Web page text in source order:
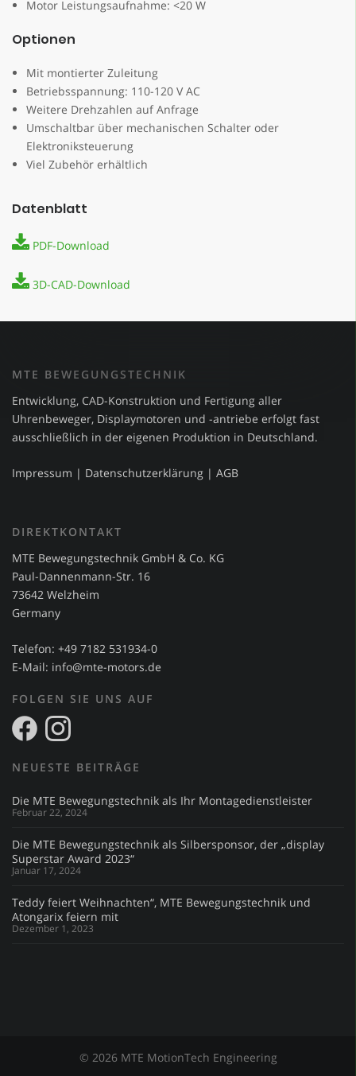
Motor Leistungsaufnahme: <20 W
Optionen
Mit montierter Zuleitung
Betriebsspannung: 110-120 V AC
Weitere Drehzahlen auf Anfrage
Umschaltbar über mechanischen Schalter oder
Elektroniksteuerung
Viel Zubehör erhältlich
Datenblatt
PDF-Download
3D-CAD-Download
MTE BEWEGUNGSTECHNIK
Entwicklung, CAD-Konstruktion und Fertigung aller
Uhrenbeweger, Displaymotoren und -antriebe erfolgt fast
ausschließlich in der eigenen Produktion in Deutschland.
Impressum | Datenschutzerklärung | AGB
DIREKTKONTAKT
MTE Bewegungstechnik GmbH & Co. KG
Paul-Dannenmann-Str. 16
73642 Welzheim
Germany
Telefon: +49 7182 531934-0
E-Mail: info@mte-motors.de
FOLGEN SIE UNS AUF
NEUESTE BEITRÄGE
Die MTE Bewegungstechnik als Ihr Montagedienstleister
Februar 22, 2024
Die MTE Bewegungstechnik als Silbersponsor, der „display
Superstar Award 2023“
Januar 17, 2024
Teddy feiert Weihnachten“, MTE Bewegungstechnik und
Atongarix feiern mit
Dezember 1, 2023
© 2026 MTE MotionTech Engineering